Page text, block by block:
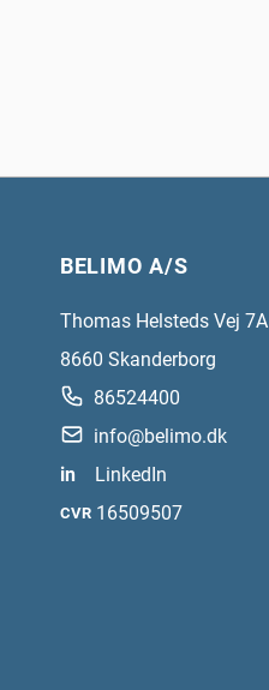
BELIMO A/S
Thomas Helsteds Vej 7A
8660 Skanderborg
86524400
info@belimo.dk
in
LinkedIn
CVR 16509507